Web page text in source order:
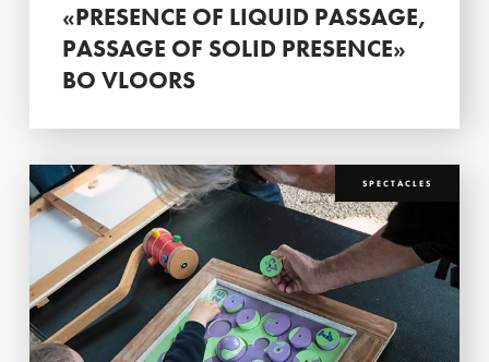
«PRESENCE OF LIQUID PASSAGE,
PASSAGE OF SOLID PRESENCE»
BO VLOORS
SPECTACLES